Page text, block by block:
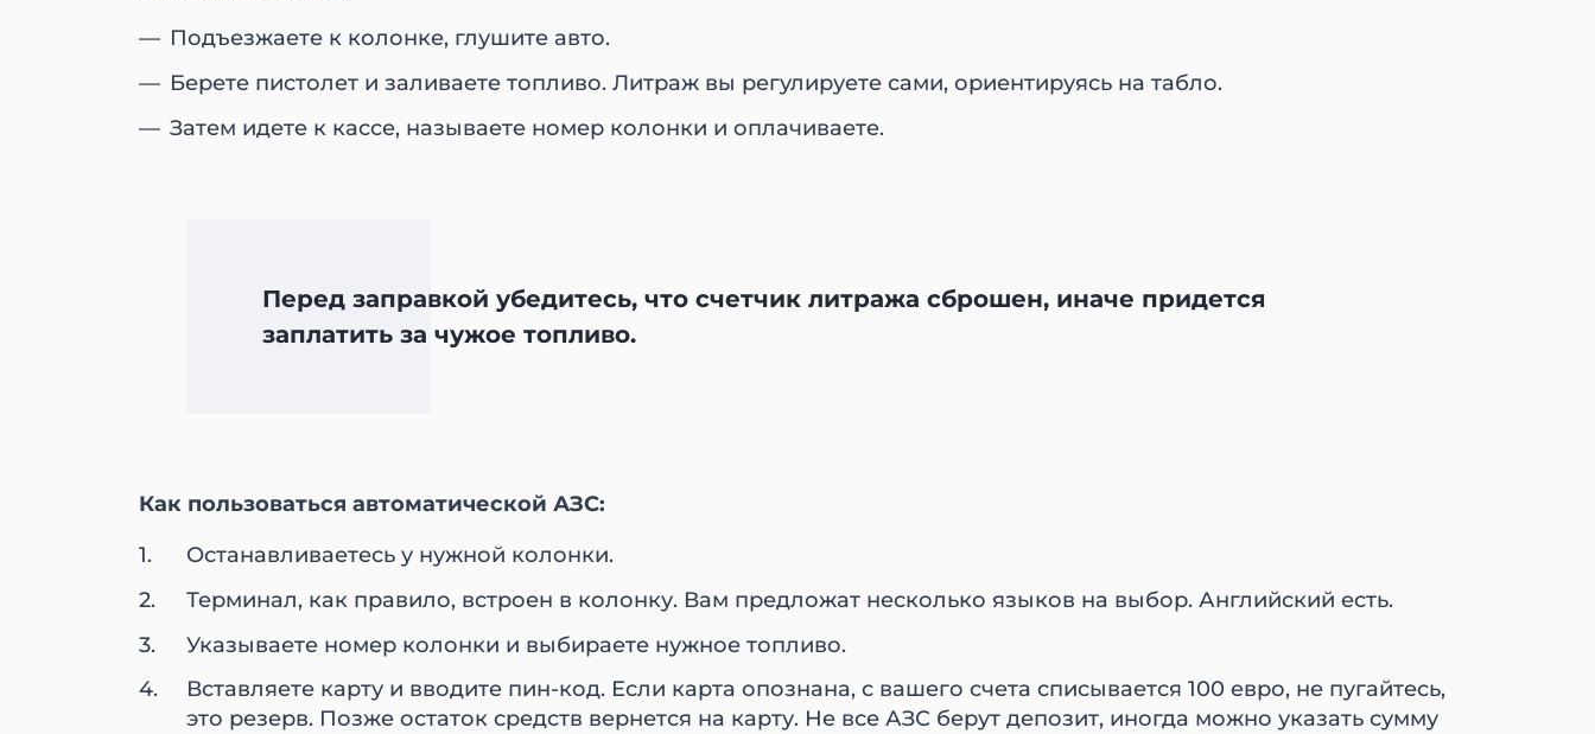
Подъезжаете к колонке, глушите авто.
Берете пистолет и заливаете топливо. Литраж вы регулируете сами, ориентируясь на табло.
Затем идете к кассе, называете номер колонки и оплачиваете.
Перед заправкой убедитесь, что счетчик литража сброшен, иначе придется
заплатить за чужое топливо.
Как пользоваться автоматической АЗС:
Останавливаетесь у нужной колонки.
Терминал, как правило, встроен в колонку. Вам предложат несколько языков на выбор. Английский есть.
Указываете номер колонки и выбираете нужное топливо.
Вставляете карту и вводите пин-код. Если карта опознана, с вашего счета списывается 100 евро, не пугайтесь,
это резерв. Позже остаток средств вернется на карту. Не все АЗС берут депозит, иногда можно указать сумму